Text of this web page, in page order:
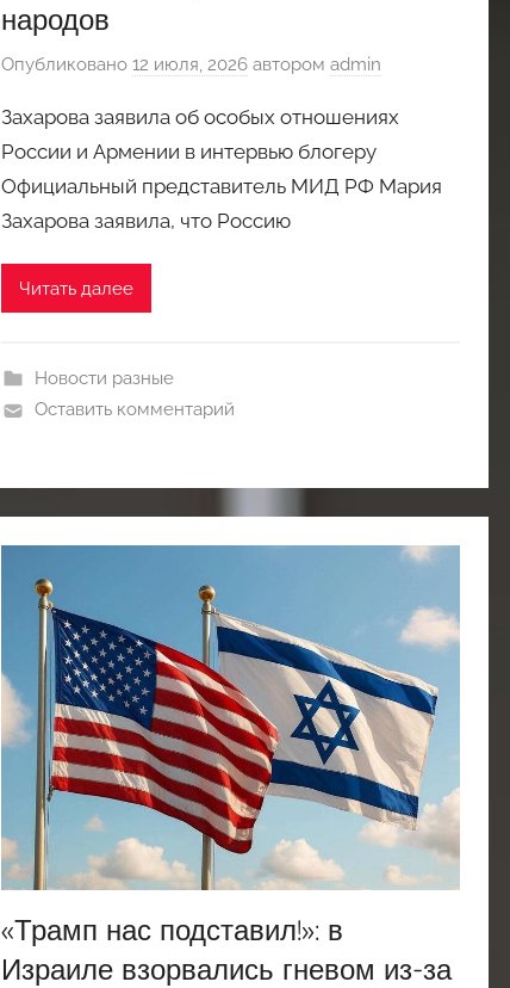
народов
Опубликовано12 июля, 2026 авторомadmin
Захарова заявила об особых отношениях
России и Армении в интервью блогеру
Официальный представитель МИД РФ Мария
Захарова заявила, что Россию
Читать далее
Новости разные
Оставить комментарий
«Трамп нас подставил!»: в
Израиле взорвались гневом из-за